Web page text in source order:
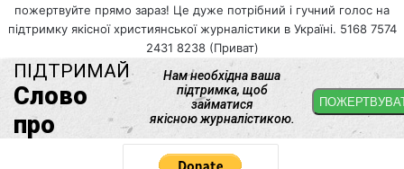
пожертвуйте прямо зараз! Це дуже потрібний і гучний голос на
підтримку якісної християнської журналістики в Україні. 5168 7574
2431 8238 (Приват)